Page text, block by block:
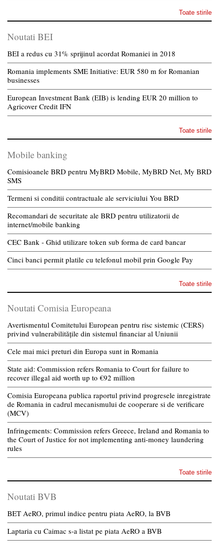
Toate stirile
Noutati BEI
BEI a redus cu 31% sprijinul acordat Romaniei in 2018
Romania implements SME Initiative: EUR 580 m for Romanian
businesses
European Investment Bank (EIB) is lending EUR 20 million to
Agricover Credit IFN
Toate stirile
Mobile banking
Comisioanele BRD pentru MyBRD Mobile, MyBRD Net, My BRD
SMS
Termeni si conditii contractuale ale serviciului You BRD
Recomandari de securitate ale BRD pentru utilizatorii de
internet/mobile banking
CEC Bank - Ghid utilizare token sub forma de card bancar
Cinci banci permit platile cu telefonul mobil prin Google Pay
Toate stirile
Noutati Comisia Europeana
Avertismentul Comitetului European pentru risc sistemic (CERS)
privind vulnerabilitățile din sistemul financiar al Uniunii
Cele mai mici preturi din Europa sunt in Romania
State aid: Commission refers Romania to Court for failure to
recover illegal aid worth up to €92 million
Comisia Europeana publica raportul privind progresele inregistrate
de Romania in cadrul mecanismului de cooperare si de verificare
(MCV)
Infringements: Commission refers Greece, Ireland and Romania to
the Court of Justice for not implementing anti-money laundering
rules
Toate stirile
Noutati BVB
BET AeRO, primul indice pentru piata AeRO, la BVB
Laptaria cu Caimac s-a listat pe piata AeRO a BVB